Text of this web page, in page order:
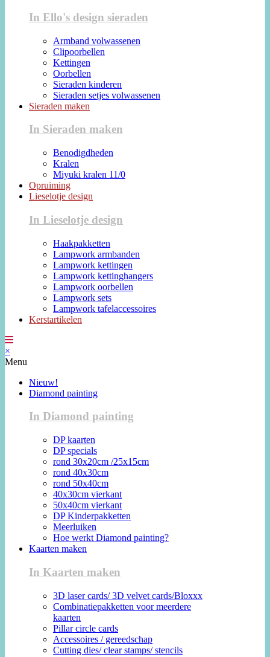
In Ello's design sieraden
Armband volwassenen
Clipoorbellen
Kettingen
Oorbellen
Sieraden kinderen
Sieraden setjes volwassenen
Sieraden maken
In Sieraden maken
Benodigdheden
Kralen
Miyuki kralen 11/0
Opruiming
Lieselotje design
In Lieselotje design
Haakpakketten
Lampwork armbanden
Lampwork kettingen
Lampwork kettinghangers
Lampwork oorbellen
Lampwork sets
Lampwork tafelaccessoires
Kerstartikelen
×
Menu
Nieuw!
Diamond painting
In Diamond painting
DP kaarten
DP specials
rond 30x20cm /25x15cm
rond 40x30cm
rond 50x40cm
40x30cm vierkant
50x40cm vierkant
DP Kinderpakketten
Meerluiken
Hoe werkt Diamond painting?
Kaarten maken
In Kaarten maken
3D laser cards/ 3D velvet cards/Bloxxx
Combinatiepakketten voor meerdere
kaarten
Pillar circle cards
Accessoires / gereedschap
Cutting dies/ clear stamps/ stencils